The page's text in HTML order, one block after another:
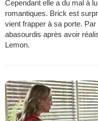
Cependant elle a du mal à
romantiques. Brick est
vient frapper à sa porte.
abasourdis après avoir
Lemon.